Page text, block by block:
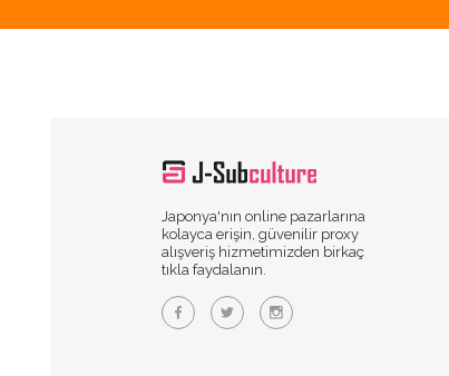
Japonya'nın online pazarlarına
kolayca erişin, güvenilir proxy
alışveriş hizmetimizden birkaç
tıkla faydalanın.